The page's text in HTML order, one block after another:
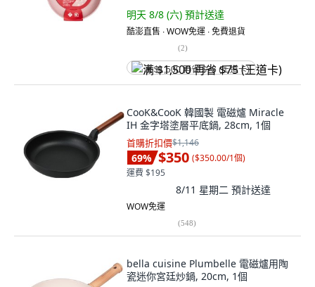
明天 8/8 (六) 預計送達
酷澎直售 ∙ WOW免運 ∙ 免費退貨
(2)
满 $1,500 再省 $75 (王道卡)
CooK&CooK 韓國製 電磁爐 Miracle
IH 金字塔塗層平底鍋, 28cm, 1個
首購折扣價$1,146
69% $350 ($350.00/1個)
運費 $195
8/11 星期二 預計送達
WOW免運
(548)
bella cuisine Plumbelle 電磁爐用陶
瓷迷你宮廷炒鍋, 20cm, 1個